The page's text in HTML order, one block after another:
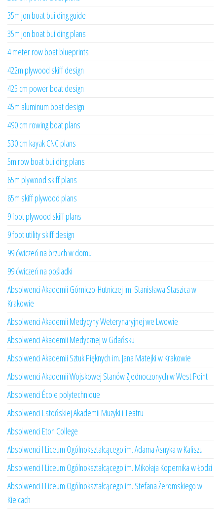
35m jon boat building guide
35m jon boat building plans
4 meter row boat blueprints
422m plywood skiff design
425 cm power boat design
45m aluminum boat design
490 cm rowing boat plans
530 cm kayak CNC plans
5m row boat building plans
65m plywood skiff plans
65m skiff plywood plans
9 foot plywood skiff plans
9 foot utility skiff design
99 ćwiczeń na brzuch w domu
99 ćwiczeń na pośladki
Absolwenci Akademii Górniczo-Hutniczej im. Stanisława Staszica w
Krakowie
Absolwenci Akademii Medycyny Weterynaryjnej we Lwowie
Absolwenci Akademii Medycznej w Gdańsku
Absolwenci Akademii Sztuk Pięknych im. Jana Matejki w Krakowie
Absolwenci Akademii Wojskowej Stanów Zjednoczonych w West Point
Absolwenci École polytechnique
Absolwenci Estońskiej Akademii Muzyki i Teatru
Absolwenci Eton College
Absolwenci I Liceum Ogólnokształcącego im. Adama Asnyka w Kaliszu
Absolwenci I Liceum Ogólnokształcącego im. Mikołaja Kopernika w Łodzi
Absolwenci I Liceum Ogólnokształcącego im. Stefana Żeromskiego w
Kielcach